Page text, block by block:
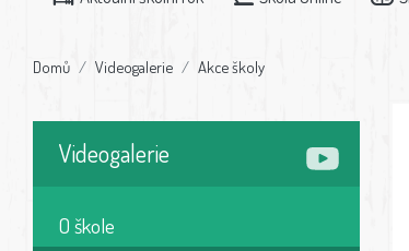
Domů Videogalerie Akce školy
Videogalerie
O škole